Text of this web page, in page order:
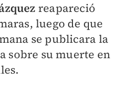
reapareció
luego de que
se publicara la
sobre su muerte en